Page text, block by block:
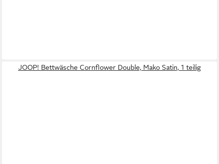
JOOP! Bettwäsche Cornflower Double, Mako Satin, 1 teilig